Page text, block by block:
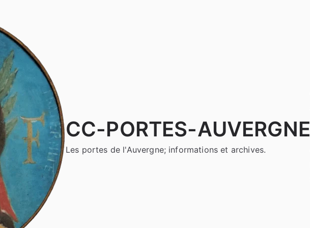
CC-PORTES-AUVERGNE
Les portes de l'Auvergne; informations et archives.